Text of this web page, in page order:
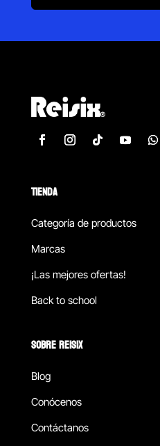
TIENDA
Categoría de productos
Marcas
¡Las mejores ofertas!
Back to school
SOBRE REISIX
Blog
Conócenos
Contáctanos